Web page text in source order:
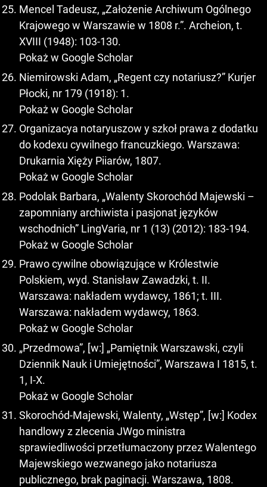
Mencel Tadeusz, „Założenie Archiwum Ogólnego
Krajowego w Warszawie w 1808 r.”. Archeion, t.
XVIII (1948): 103-130.
Pokaż w Google Scholar
Niemirowski Adam, „Regent czy notariusz?” Kurjer
Płocki, nr 179 (1918): 1.
Pokaż w Google Scholar
Organizacya notaryuszow y szkoł prawa z dodatku
do kodexu cywilnego francuzkiego. Warszawa:
Drukarnia Xięży Piiarów, 1807.
Pokaż w Google Scholar
Podolak Barbara, „Walenty Skorochód Majewski –
zapomniany archiwista i pasjonat języków
wschodnich” LingVaria, nr 1 (13) (2012): 183-194.
Pokaż w Google Scholar
Prawo cywilne obowiązujące w Królestwie
Polskiem, wyd. Stanisław Zawadzki, t. II.
Warszawa: nakładem wydawcy, 1861; t. III.
Warszawa: nakładem wydawcy, 1863.
Pokaż w Google Scholar
„Przedmowa”, [w:] „Pamiętnik Warszawski, czyli
Dziennik Nauk i Umiejętności”, Warszawa I 1815, t.
1, I-X.
Pokaż w Google Scholar
Skorochód-Majewski, Walenty, „Wstęp”, [w:] Kodex
handlowy z zlecenia JWgo ministra
sprawiedliwości przetłumaczony przez Walentego
Majewskiego wezwanego jako notariusza
publicznego, brak paginacji. Warszawa, 1808.